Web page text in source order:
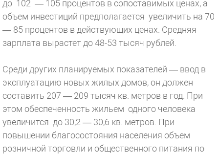
до 102 — 105 процентов в сопоставимых ценах, а
объем инвестиций предполагается увеличить на 70
— 85 процентов в действующих ценах. Средняя
зарплата вырастет до 48-53 тысяч рублей.
Среди других планируемых показателей — ввод в
эксплуатацию новых жилых домов, он должен
составить 207 — 209 тысяч кв. метров в год. При
этом обеспеченность жильем одного человека
увеличится до 30,2 — 30,6 кв. метров. При
повышении благосостояния населения объем
розничной торговли и общественного питания по